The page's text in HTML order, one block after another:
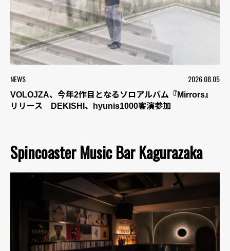
NEWS 2026.08.05
VOLOJZA、今年2作目となるソロアルバム『Mirrors』
リリース DEKISHI、hyunis1000客演参加
Spincoaster Music Bar Kagurazaka